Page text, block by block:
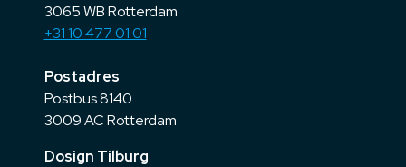
3065 WB Rotterdam
+31 10 477 01 01
Postadres
Postbus 8140
3009 AC Rotterdam
Dosign Tilburg